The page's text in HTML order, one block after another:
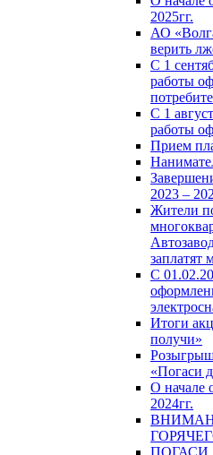
2025гг.
АО
верить
С 1
работы
С 1
работы
Прием
2023 –
Жители
заплатят
С
Итоги
получи»
«Погаси
О начале
2024гг.